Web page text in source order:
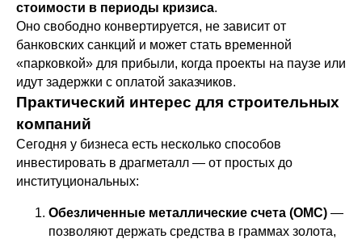
стоимости в периоды кризиса.
Оно свободно конвертируется, не зависит от
банковских санкций и может стать временной
«парковкой» для прибыли, когда проекты на паузе или
идут задержки с оплатой заказчиков.
Практический интерес для строительных
компаний
Сегодня у бизнеса есть несколько способов
инвестировать в драгметалл — от простых до
институциональных:
Обезличенные металлические счета (ОМС) —
позволяют держать средства в граммах золота,